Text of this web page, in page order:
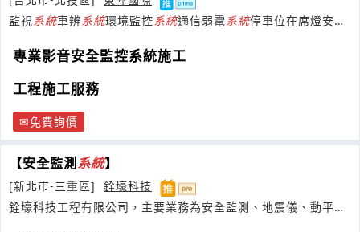
監視系統車辨系統環境監控系統通信弱電系統停車位在席燈安裝
專業影音安全監控系統施工
工程施工服務
免費詢價
【安全監測 系統】
[新北市-三重區]
銓壕科技
銓壕科技工程有限公司，主要業務為安全監測、地震儀、動平衡